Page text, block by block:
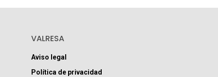
VALRESA
Aviso legal
Política de privacidad